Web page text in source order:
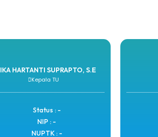
IKA HARTANTI SUPRAPTO, S.E
Kepala TU
Status : -
NIP : -
NUPTK : -